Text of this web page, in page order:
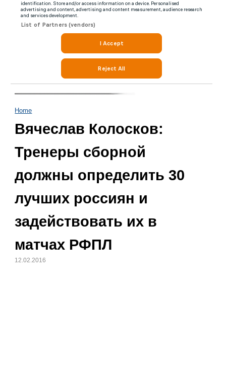
Home
Вячеслав Колосков:
Тренеры сборной
должны определить 30
лучших россиян и
задействовать их в
матчах РФПЛ
12.02.2016